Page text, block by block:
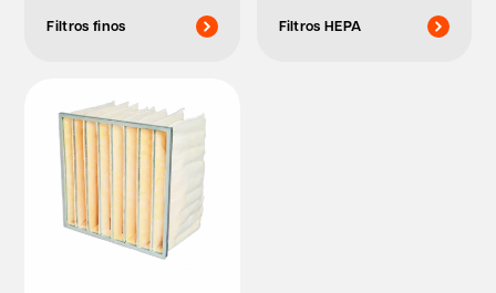
Filtros finos Filtros HEPA